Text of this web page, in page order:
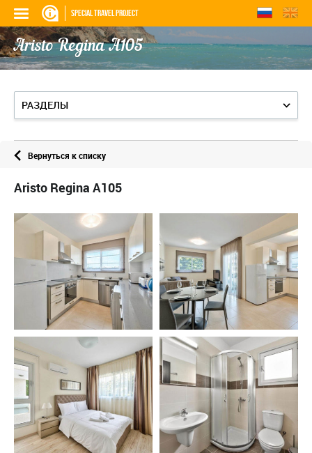
SPECIAL TRAVEL PROJECT
Aristo Regina A105
РАЗДЕЛЫ
Вернуться к списку
Aristo Regina A105